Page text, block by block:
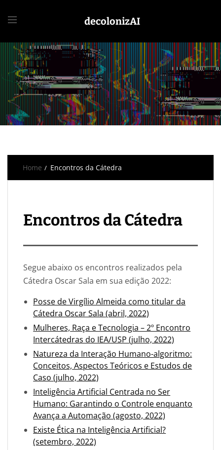
decolonizAI
Home Encontros da Cátedra
Encontros da Cátedra
Segue abaixo os encontros realizados pela
Cátedra Oscar Sala em sua edição 2022:
Posse de Virgílio Almeida como titular da
Cátedra Oscar Sala (abril, 2022)
Mulheres, Raça e Tecnologia – 2º Encontro
Intercátedras do IEA/USP (julho, 2022)
Natureza da Interação Humano-algoritmo:
Conceitos, Aspectos Teóricos e Estudos de
Caso (julho, 2022)
Inteligência Artificial Centrada no Ser
Humano: Garantindo o Controle enquanto
Avança a Automação (agosto, 2022)
Existe Ética na Inteligência Artificial?
(setembro, 2022)